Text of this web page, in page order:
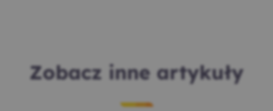
Zobacz inne artykuły